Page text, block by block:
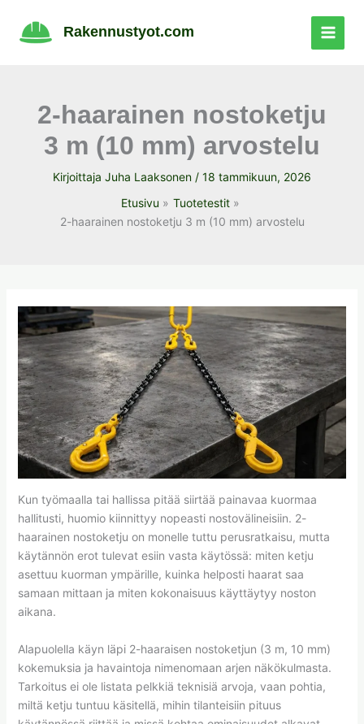
sisältöön
Rakennustyot.com
2-haarainen nostoketju
3 m (10 mm) arvostelu
Kirjoittaja Juha Laaksonen / 18 tammikuun, 2026
Etusivu
Tuotetestit
2-haarainen nostoketju 3 m (10 mm) arvostelu
Kun työmaalla tai hallissa pitää siirtää painavaa kuormaa
hallitusti, huomio kiinnittyy nopeasti nostovälineisiin. 2-
haarainen nostoketju on monelle tuttu perusratkaisu, mutta
käytännön erot tulevat esiin vasta käytössä: miten ketju
asettuu kuorman ympärille, kuinka helposti haarat saa
samaan mittaan ja miten kokonaisuus käyttäytyy noston
aikana.
Alapuolella käyn läpi 2-haaraisen nostoketjun (3 m, 10 mm)
kokemuksia ja havaintoja nimenomaan arjen näkökulmasta.
Tarkoitus ei ole listata pelkkiä teknisiä arvoja, vaan pohtia,
miltä ketju tuntuu käsitellä, mihin tilanteisiin pituus